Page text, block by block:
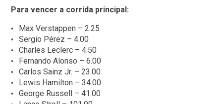
Para vencer a corrida principal:
Max Verstappen – 2.25
Sergio Pérez – 4.00
Charles Leclerc – 4.50
Fernando Alonso – 6.00
Carlos Sainz Jr. – 23.00
Lewis Hamilton – 34.00
George Russell – 41.00